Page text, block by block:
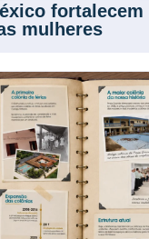
fortalecem
mulheres